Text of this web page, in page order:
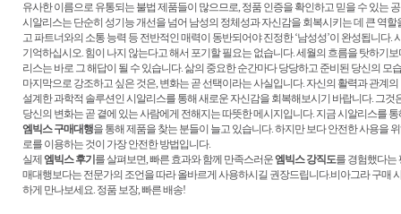
유사한 이름으로 유통되는 불법 제품들이 많으므로, 정품 인증을 확인하고 믿을 수 있는
시알리스는 단순히 성기능 개선을 넘어 남성의 정체성과 자신감을 회복시키는 데 큰 역
고 파트너와의 소통 능력 등 전반적인 매력이 동반되어야 진정한 ‘남성성’이 완성됩니
기억하십시오. 힘이 나지 않는다고 해서 포기할 필요는 없습니다. 세월의 흐름을 탓하기
리스는 바로 그 해답이 될 수 있습니다. 삶의 중요한 순간마다 당당하고 준비된 당신의
마지막으로 강조하고 싶은 것은, 변화는 곧 선택이라는 사실입니다. 자신의 활력과 관계
설계한 과학적 솔루션인 시알리스를 통해 새로운 자신감을 회복해보시기 바랍니다. 그
당신의 변화는 곧 곁에 있는 사람에게 전해지는 따뜻한 메시지입니다. 지금 시알리스를
엠빅스 구매대행을 통해 제품을 찾는 분들이 늘고 있습니다. 하지만 보다 안전한 사용을
로를 이용하는 것이 가장 안전한 방법입니다.
실제 엠빅스 후기 를 살펴보면, 빠른 효과와 함께 만족스러운엠빅스 강직도를 경험했다는
매대행보다는 전문가의 조언을 따라 올바르게 사용하시길 권장드립니다.비아그라 구매
하게 만나보세요. 정품 보장, 빠른 배송!